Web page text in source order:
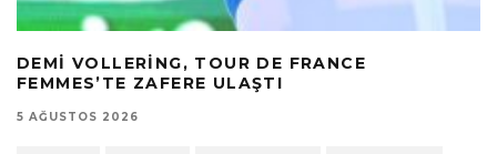
DEMI VOLLERING, TOUR DE FRANCE
FEMMES’TE ZAFERE ULAŞTI
5 AĞUSTOS 2026